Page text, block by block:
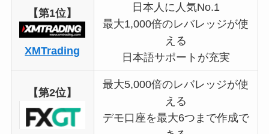
【第1位】
XMTrading
日本人に人気No.1
最大1,000倍のレバレッジが使
える
日本語サポートが充実
【第2位】
最大5,000倍のレバレッジが使
える
デモ口座を最大6つまで作成で